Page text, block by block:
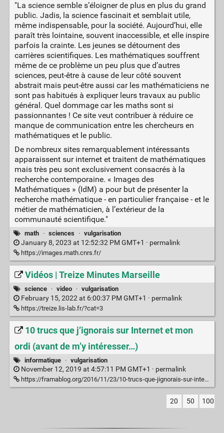
"La science semble s’éloigner de plus en plus du grand
public. Jadis, la science fascinait et semblait utile,
même indispensable, pour la société. Aujourd’hui, elle
paraît très lointaine, souvent inaccessible, et elle inspire
parfois la crainte. Les jeunes se détournent des
carrières scientifiques. Les mathématiques souffrent
même de ce problème un peu plus que d’autres
sciences, peut-être à cause de leur côté souvent
abstrait mais peut-être aussi car les mathématiciens ne
sont pas habitués à expliquer leurs travaux au public
général. Quel dommage car les maths sont si
passionnantes ! Ce site veut contribuer à réduire ce
manque de communication entre les chercheurs en
mathématiques et le public.
De nombreux sites remarquablement intéressants
apparaissent sur internet et traitent de mathématiques
mais très peu sont exclusivement consacrés à la
recherche contemporaine. « Images des
Mathématiques » (IdM) a pour but de présenter la
recherche mathématique - en particulier française - et le
métier de mathématicien, à l’extérieur de la
communauté scientifique."
math · sciences · vulgarisation
January 8, 2023 at 12:52:32 PM GMT+1 · permalink
https://images.math.cnrs.fr/
Vidéos | Treize Minutes Marseille
science · video · vulgarisation
February 15, 2022 at 6:00:37 PM GMT+1 · permalink
https://treize.lis-lab.fr/?cat=3
10 trucs que j’ignorais sur Internet et mon
ordi (avant de m’y intéresser…)
informatique · vulgarisation
November 12, 2019 at 4:57:11 PM GMT+1 · permalink
https://framablog.org/2016/11/23/10-trucs-que-jignorais-sur-internet-et-mon-ordi-avant-de-my-interesser/
20 50 100